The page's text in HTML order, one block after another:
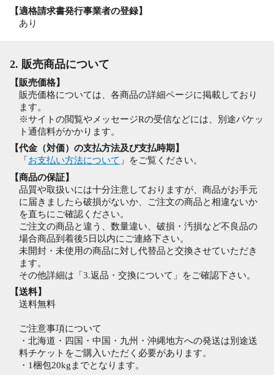
【適格請求書発行事業者の登録】
あり
2. 販売商品について
【販売価格】
販売価格については、各商品の詳細ページに掲載しており
ます。
※サイトの閲覧やメッセージRの受信などには、別途パケッ
ト通信料がかかります。
【代金（対価）の支払方法及び支払時期】
「 お支払い方法について 」をご覧ください。
【商品の保証】
品質や取扱いには十分注意しておりますが、商品がお手元
に届きましたら破損がないか、ご注文の商品と相違ないか
を直ちにご確認ください。
ご注文の商品と違う、数量違い、破損・汚損など不良品の
場合商品到着後5日以内にご連絡下さい。
未開封・未使用の商品に対し代替品と交換させていただき
ます。
その他詳細は「3.返品・交換について」をご確認下さい。
【送料】
送料無料
ご注意事項について
・北海道・四国・中国・九州・沖縄地方への発送は別途送
料チケットをご購入いただく必要があります。
・1梱包20kgまでとなります。